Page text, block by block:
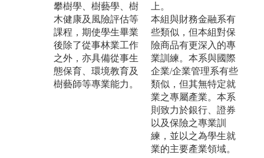
攀樹學、樹藝學、樹
木健康及風險評估等
課程，期使學生畢業
後除了從事林業工作
之外，亦具備從事生
態保育、環境教育及
樹藝師等專業能力。
上。
本組與財務金融系有
些類似，但本組對保
險商品有更深入的專
業訓練。本系與國際
企業/企業管理系有些
類似，但其無特定就
業之專屬產業。本系
則致力於銀行、證券
以及保險之專業訓
練，並以之為學生就
業的主要產業領域。